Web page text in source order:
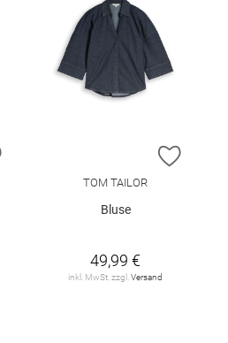
ZUR WUNSCHLISTE HINZUFÜGEN
ZUR
TOM TAILOR
Bluse
49,99 €
inkl. MwSt. zzgl.Versand